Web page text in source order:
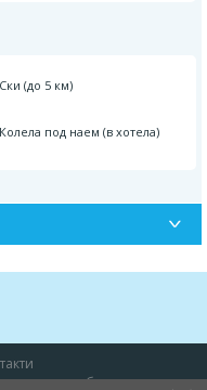
Ски (до 5 км)
Колела под наем (в хотела)
на потребителя